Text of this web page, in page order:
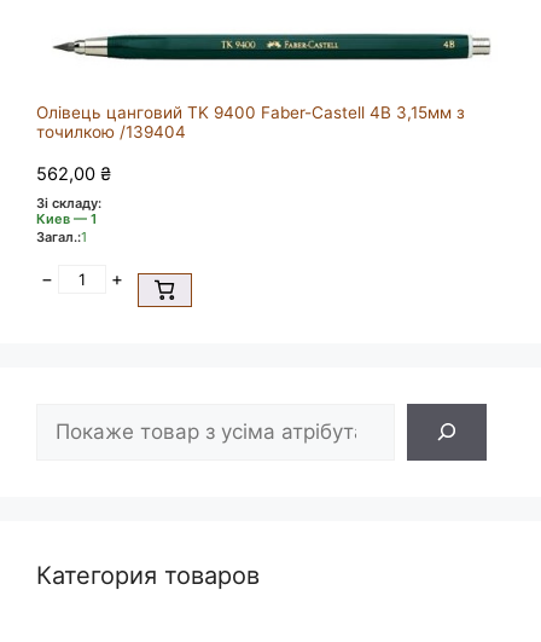
Олівець цанговий TK 9400 Faber-Castell 4B 3,15мм з
точилкою /139404
562,00 ₴
Зі складу:
Киев — 1
Загал.:1
− +
Категория товаров